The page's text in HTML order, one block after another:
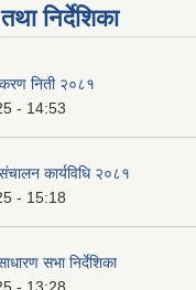
निर्देशिका
निती २०८१
- 14:53
कार्यविधि २०८१
- 15:18
सभा निर्देशिका
- 13:28